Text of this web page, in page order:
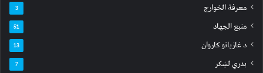
معرفة الخوارج 3
منبع الجهاد 51
د غازیانو کاروان 13
بدري لښکر 7